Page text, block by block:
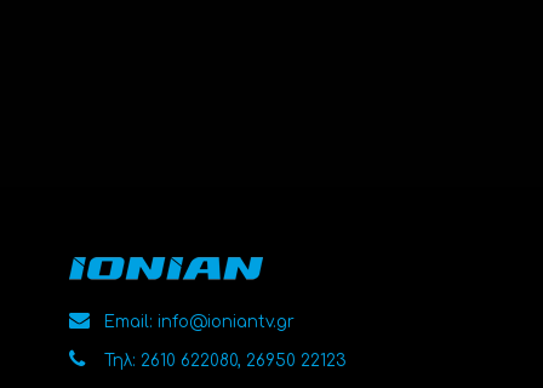
Email: info@ioniantv.gr
Τηλ: 2610 622080, 26950 22123